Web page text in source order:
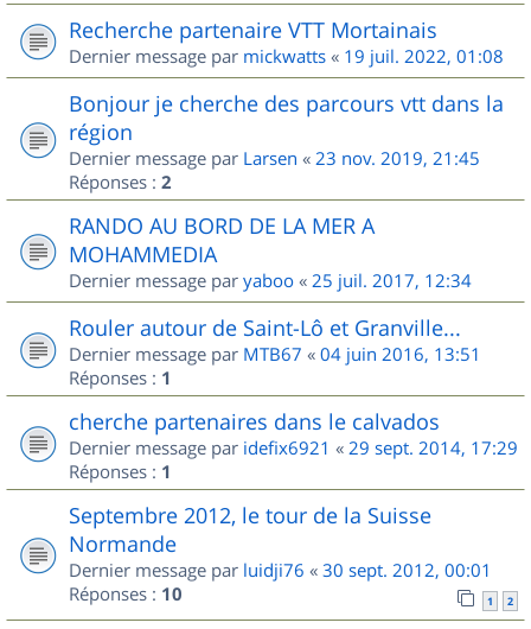
Recherche partenaire VTT Mortainais
Dernier message par mickwatts « 19 juil. 2022, 01:08
Bonjour je cherche des parcours vtt dans la
région
Dernier message par Larsen « 23 nov. 2019, 21:45
Réponses : 2
RANDO AU BORD DE LA MER A
MOHAMMEDIA
Dernier message par yaboo « 25 juil. 2017, 12:34
Rouler autour de Saint-Lô et Granville...
Dernier message par MTB67 « 04 juin 2016, 13:51
Réponses : 1
cherche partenaires dans le calvados
Dernier message par idefix6921 « 29 sept. 2014, 17:29
Réponses : 1
Septembre 2012, le tour de la Suisse
Normande
Dernier message par luidji76 « 30 sept. 2012, 00:01
Réponses : 10 1 2